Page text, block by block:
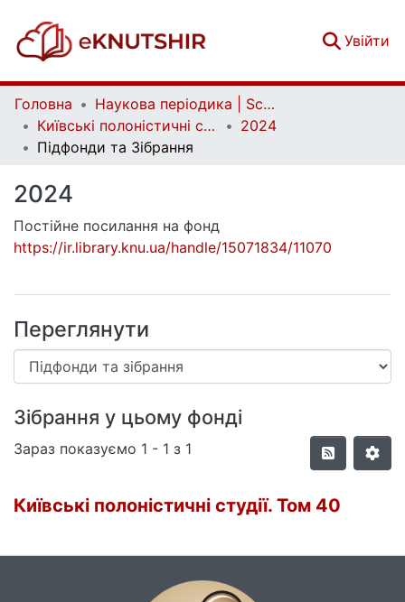
Увійти
Головна
Наукова періодика | Scientific periodicals
Київські полоністичні студії | Polish Studies of Kyiv
2024
Підфонди та Зібрання
2024
Постійне посилання на фонд
https://ir.library.knu.ua/handle/15071834/11070
Переглянути
Зібрання у цьому фонді
Зараз показуємо 1 - 1 з 1
Київські полоністичні студії. Том 40